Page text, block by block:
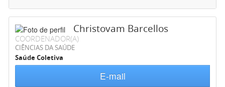
Christovam Barcellos
COORDENADOR(A)
CIÊNCIAS DA SAÚDE
Saúde Coletiva
E-mail